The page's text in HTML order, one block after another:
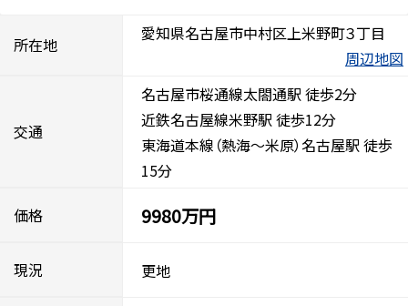
所在地
愛知県名古屋市中村区上米野町３丁目
周辺地図
交通
名古屋市桜通線太閤通駅 徒歩2分
近鉄名古屋線米野駅 徒歩12分
東海道本線（熱海～米原）名古屋駅 徒歩
15分
価格 9980万円
現況 更地